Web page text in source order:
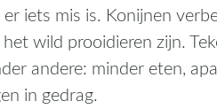
er iets mis is. Konijnen
wild prooidieren zijn.
andere: minder eten,
in gedrag.